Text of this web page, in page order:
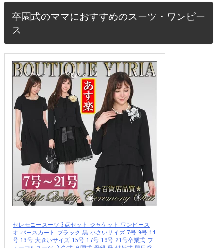
卒園式のママにおすすめのスーツ・ワンピー
ス
セレモニースーツ 3点セット ジャケット ワンピース
オ‐バースカート ブラック 黒 小さいサイズ 7号 9号 11
号 13号 大きいサイズ 15号 17号 19号 21号卒業式 フ